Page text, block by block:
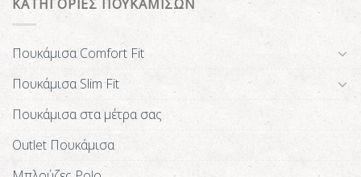
ΚΑΤΗΓΟΡΙΕΣ ΠΟΥΚΑΜΙΣΩΝ
Πουκάμισα Comfort Fit
Πουκάμισα Slim Fit
Πουκάμισα στα μέτρα σας
Outlet Πουκάμισα